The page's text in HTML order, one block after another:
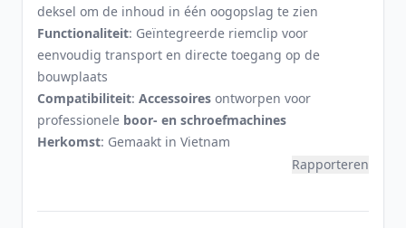
deksel om de inhoud in één oogopslag te zien
Functionaliteit: Geïntegreerde riemclip voor
eenvoudig transport en directe toegang op de
bouwplaats
Compatibiliteit: Accessoires ontworpen voor
professionele boor- en schroefmachines
Herkomst: Gemaakt in Vietnam
Rapporteren